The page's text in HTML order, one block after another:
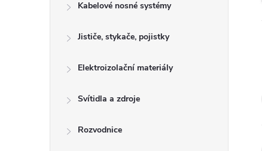
Kabelové nosné systémy
Jističe, stykače, pojistky
Elektroizolační materiály
Svítidla a zdroje
Rozvodnice